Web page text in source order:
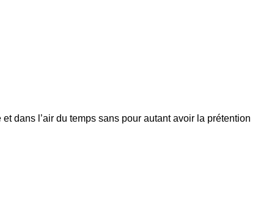
dans l’air du temps sans pour autant avoir la prétention